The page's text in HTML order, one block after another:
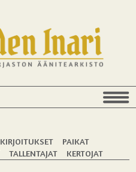
KIRJOITUKSET
PAIKAT
TALLENTAJAT KERTOJAT